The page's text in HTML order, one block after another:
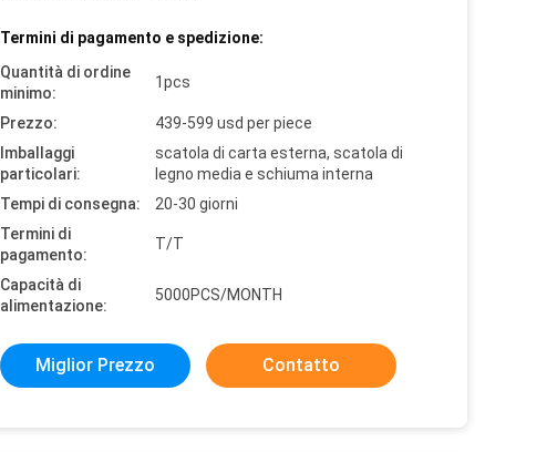
Termini di pagamento e spedizione:
Quantità di ordine
minimo:
1pcs
Prezzo:
439-599 usd per piece
Imballaggi
particolari:
scatola di carta esterna, scatola di
legno media e schiuma interna
Tempi di consegna:
20-30 giorni
Termini di
pagamento:
T/T
Capacità di
alimentazione:
5000PCS/MONTH
Miglior Prezzo Contatto